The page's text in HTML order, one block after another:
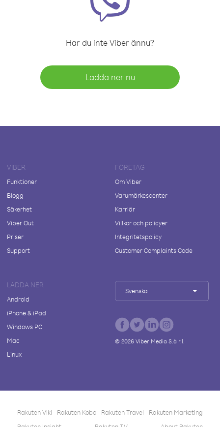
Har du inte Viber ännu?
Ladda ner nu
VIBER
Funktioner
Blogg
Säkerhet
Viber Out
Priser
Support
FÖRETAG
Om Viber
Varumärkescenter
Karriär
Villkor och policyer
Integritetspolicy
Customer Complaints Code
LADDA NER
Android
iPhone & iPad
Windows PC
Mac
Linux
Svenska
© 2026Viber Media S.à r.l.
Rakuten Viki Rakuten Kobo Rakuten Travel
Rakuten Marketing